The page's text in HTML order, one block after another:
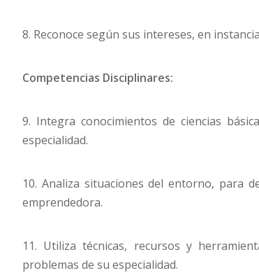
8. Reconoce según sus intereses, en
Competencias Disciplinares:
9. Integra conocimientos de ciencias
especialidad.
10. Analiza situaciones del entorno, para
emprendedora.
11. Utiliza técnicas, recursos y
problemas de su especialidad.